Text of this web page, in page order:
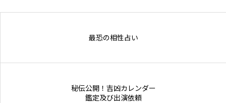
最恐の相性占い
秘伝公開！吉凶カレンダー
鑑定及び出演依頼